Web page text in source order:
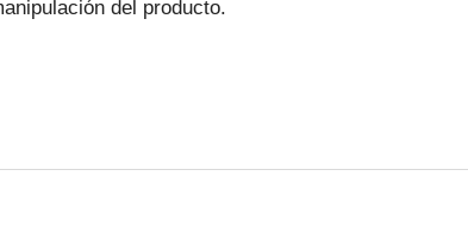
del producto.